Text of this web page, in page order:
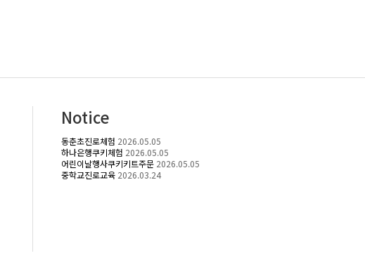
Notice
동춘초진로체험 2026.05.05
하나은행쿠키체험 2026.05.05
어린이날행사쿠키키트주문 2026.05.05
중학교진로교육 2026.03.24